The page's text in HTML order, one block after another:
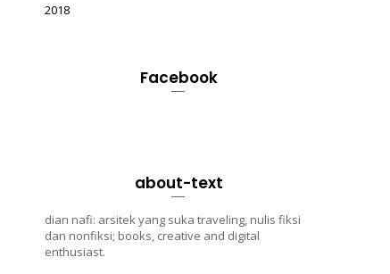
2018
Facebook
about-text
dian nafi: arsitek yang suka traveling, nulis fiksi
dan nonfiksi; books, creative and digital
enthusiast.